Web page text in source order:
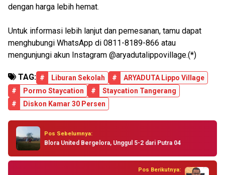
dengan harga lebih hemat.
Untuk informasi lebih lanjut dan pemesanan, tamu dapat
menghubungi WhatsApp di 0811-8189-866 atau
mengunjungi akun Instagram @aryadutalippovillage.(*)
TAG: # Liburan Sekolah #
ARYADUTA Lippo Village
#
Pormo Staycation #
Staycation Tangerang
#
Diskon Kamar 30 Persen
Pos Sebelumnya:
Blora United Bergelora, Unggul 5-2 dari Putra 04
Pos Berikutnya: